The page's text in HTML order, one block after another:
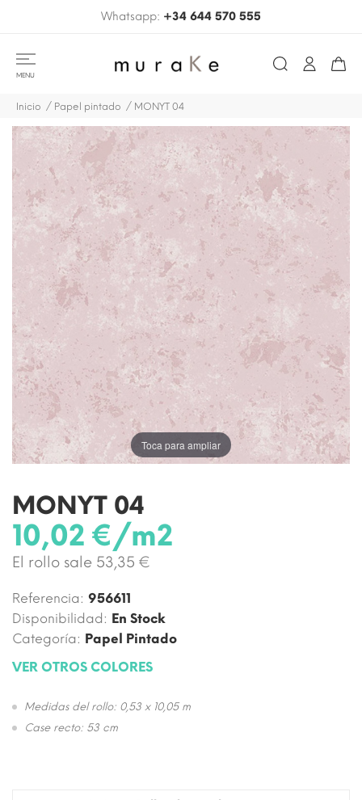
Whatsapp: +34 644 570 555
MENU
Inicio Papel pintado MONYT 04
Toca para ampliar
MONYT 04
10,02 €/m2
El rollo sale 53,35 €
Referencia: 956611
Disponibilidad: En Stock
Categoría: Papel Pintado
VER OTROS COLORES
Medidas del rollo: 0,53 x 10,05 m
Case recto: 53 cm